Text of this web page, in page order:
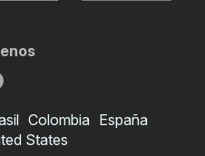
Colombia España
States